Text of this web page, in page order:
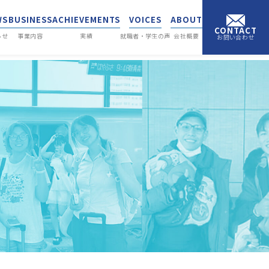
せ
BUSINESS
事業内容
ACHIEVEMENTS
実績
VOICES
就職者・学生の声
ABOUT
会社概要 CONTACT
お問い合わせ